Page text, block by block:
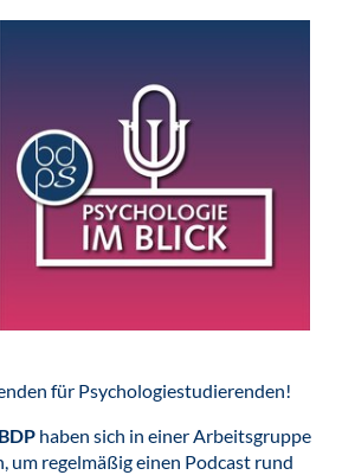
für Psychologiestudierenden!
haben sich in einer Arbeitsgruppe
um regelmäßig einen Podcast rund